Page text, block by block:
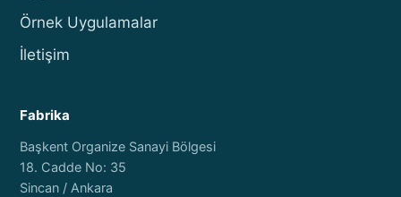
Örnek Uygulamalar
İletişim
Fabrika
Başkent Organize Sanayi Bölgesi
18. Cadde No: 35
Sincan / Ankara